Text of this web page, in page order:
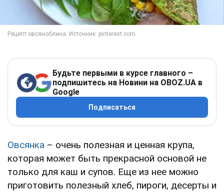
Будьте первыми в курсе главного –
подпишитесь на Новини на OBOZ.UA в
Google
Подписаться
Овсянка – очень полезная и ценная крупа,
которая может быть прекрасной основой не
только для каш и супов. Еще из нее можно
приготовить полезный хлеб, пироги, десерты и